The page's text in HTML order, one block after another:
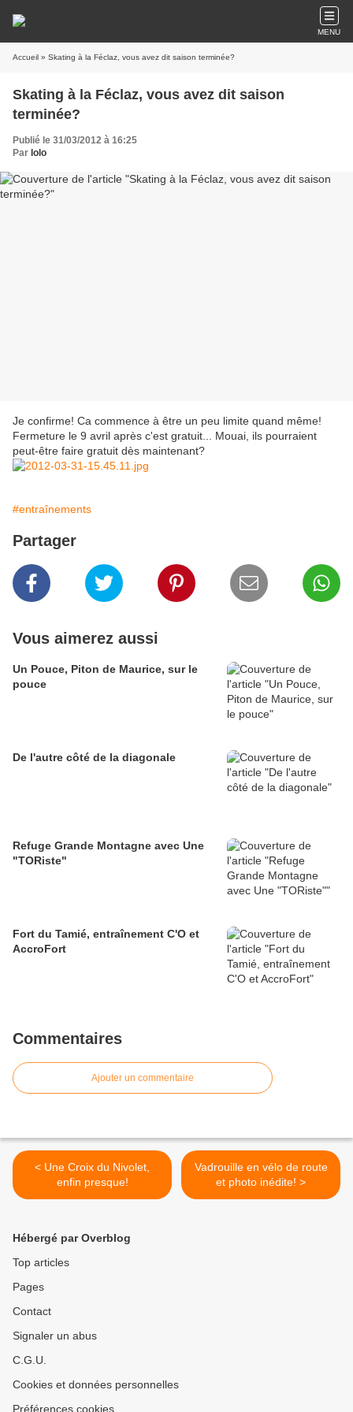
MENU
Accueil » Skating à la Féclaz, vous avez dit saison terminée?
Skating à la Féclaz, vous avez dit saison
terminée?
Publié le 31/03/2012 à 16:25
Par lolo
Je confirme! Ca commence à être un peu limite quand même!
Fermeture le 9 avril après c'est gratuit... Mouai, ils pourraient
peut-être faire gratuit dès maintenant?
#entraînements
Partager
Vous aimerez aussi
Un Pouce, Piton de Maurice, sur le
pouce
De l'autre côté de la diagonale
Refuge Grande Montagne avec Une
"TORiste"
Fort du Tamié, entraînement C'O et
AccroFort
Commentaires
Ajouter un commentaire
< Une Croix du Nivolet,
enfin presque!
Vadrouille en vélo de route
et photo inédite! >
Hébergé par Overblog
Top articles
Pages
Contact
Signaler un abus
C.G.U.
Cookies et données personnelles
Préférences cookies